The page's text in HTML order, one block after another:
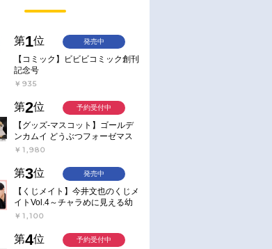
第1位
【コミック】ビビビコミック創刊
記念号
￥935
発売中
第2位
【グッズ-マスコット】ゴールデ
ンカムイ どうぶつフォーゼマス
コット 4.尾形百之助【再販】
￥1,980
予約受付中
第3位
【くじメイト】今井文也のくじメ
イトVol.4～チャラめに見える幼
馴染、実は一途で独占欲が強いん
￥1,100
発売中
第4位 予約受付中